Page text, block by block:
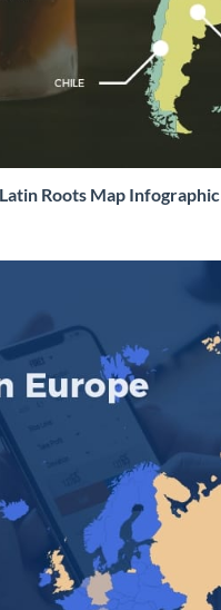
Roots Map Infographic